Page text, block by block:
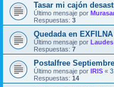
Tasar mi cajón
Último mensaje por
Respuestas: 3
Quedada en
Último mensaje por Laudes
Respuestas: 7
Postalfree
Último mensaje por IRIS «
Respuestas: 14